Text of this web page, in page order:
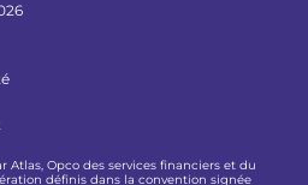
Atlas, Opco des services financiers et du
définis dans la convention signée